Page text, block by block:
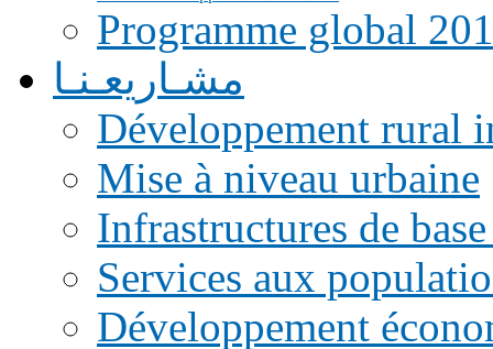
Programme global
مشـاريعـنـا
Développement rural
Mise à niveau urbaine
Infrastructures de
Services aux
Développement